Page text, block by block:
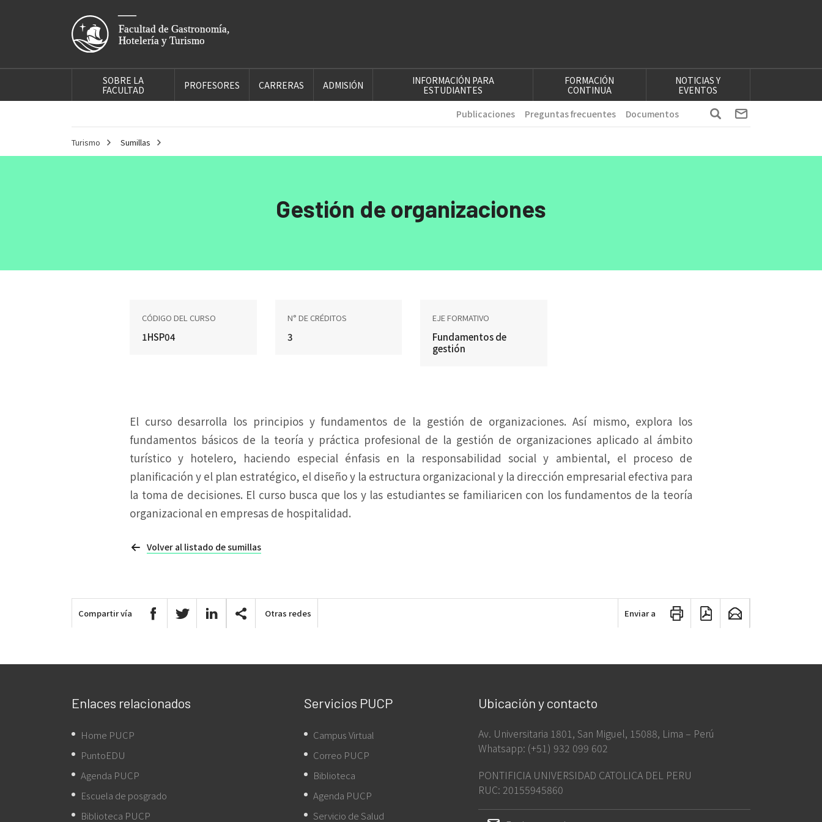
SOBRE LA
FACULTAD
PROFESORES CARRERAS ADMISIÓN
INFORMACIÓN PARA
ESTUDIANTES
FORMACIÓN
CONTINUA
NOTICIAS Y
EVENTOS
Documentos
Preguntas frecuentes
Publicaciones
Turismo Sumillas
Gestión de organizaciones
CÓDIGO DEL CURSO
1HSP04
N° DE CRÉDITOS
3
EJE FORMATIVO
Fundamentos de
gestión
El curso desarrolla los principios y fundamentos de la gestión de organizaciones. Así mismo, explora los
fundamentos básicos de la teoría y práctica profesional de la gestión de organizaciones aplicado al ámbito
turístico y hotelero, haciendo especial énfasis en la responsabilidad social y ambiental, el proceso de
planificación y el plan estratégico, el diseño y la estructura organizacional y la dirección empresarial efectiva para
la toma de decisiones. El curso busca que los y las estudiantes se familiaricen con los fundamentos de la teoría
organizacional en empresas de hospitalidad.
Volver al listado de sumillas
Compartir vía Otras redes Enviar a
Enlaces relacionados
Home PUCP
PuntoEDU
Agenda PUCP
Escuela de posgrado
Biblioteca PUCP
Servicios PUCP
Campus Virtual
Correo PUCP
Biblioteca
Agenda PUCP
Servicio de Salud
Ubicación y contacto
Av. Universitaria 1801, San Miguel, 15088, Lima – Perú
Whatsapp: (+51) 932 099 602
PONTIFICIA UNIVERSIDAD CATOLICA DEL PERU
RUC: 20155945860